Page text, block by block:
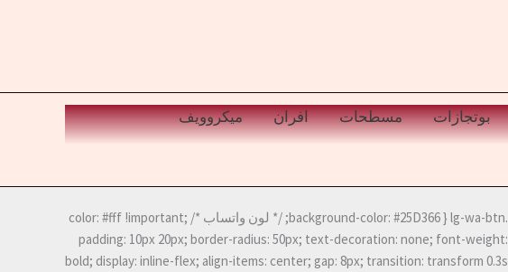
بوتجازات مسطحات افران
ميكروويف
.lg-wa-btn { background-color: #25D366; /* لون واتساب */ color: #fff !important;
padding: 10px 20px; border-radius: 50px; text-decoration: none; font-weight:
bold; display: inline-flex; align-items: center; gap: 8px; transition: transform 0.3s